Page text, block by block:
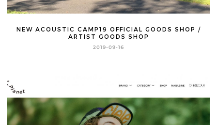
NEW ACOUSTIC CAMP19 OFFICIAL GOODS SHOP /
ARTIST GOODS SHOP
2019-09-16